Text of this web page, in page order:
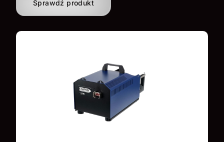
Sprawdź produkt